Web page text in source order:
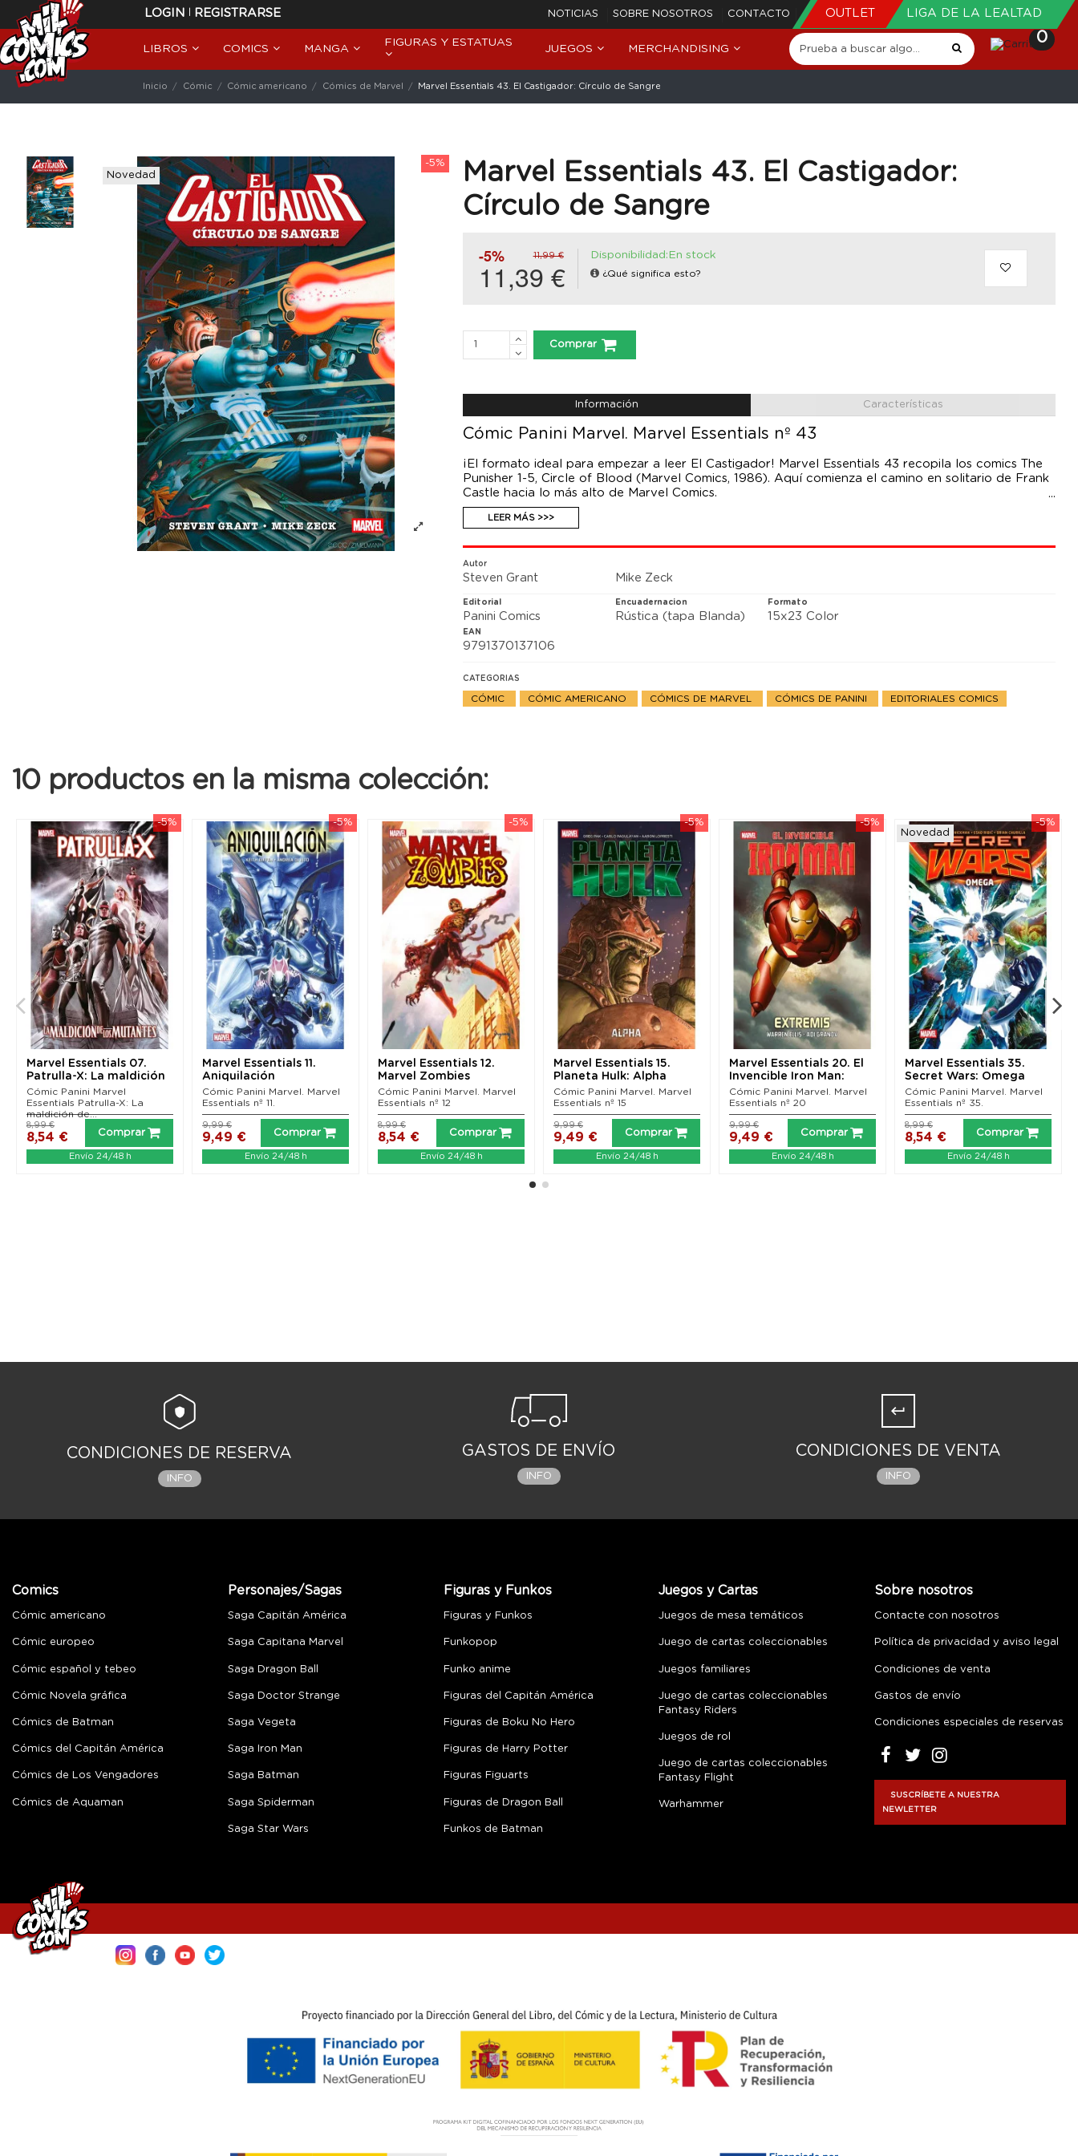
LOGIN | REGISTRARSE NOTICIAS SOBRE NOSOTROS CONTACTO OUTLET LIGA DE LA LEALTAD
LIBROS COMICS MANGA
FIGURAS Y ESTATUAS
JUEGOS MERCHANDISING
0
Inicio Cómic Cómic americano Cómics de Marvel Marvel Essentials 43. El Castigador: Círculo de Sangre
-5%
Novedad
Marvel Essentials 43. El Castigador:
Círculo de Sangre
-5% 11,99 €
11,39 €
Disponibilidad:En stock
¿Qué significa esto?
Comprar
Información Características
Cómic Panini Marvel. Marvel Essentials nº 43
¡El formato ideal para empezar a leer El Castigador! Marvel Essentials 43 recopila los comics The
Punisher 1-5, Circle of Blood (Marvel Comics, 1986). Aquí comienza el camino en solitario de Frank
Castle hacia lo más alto de Marvel Comics.
El Castigador ha escapado de prisión y ha encendido la mecha de una guerra de bandas, pero su
por Mike Zeck (Secret Wars, “La última cacería de Kraven”) en el apogeo de su carrera.
LEER MÁS >>>
Autor
Steven Grant Mike Zeck
Editorial
Panini Comics
Encuadernacion
Rústica (tapa Blanda)
Formato
15x23 Color
EAN
9791370137106
CATEGORIAS
CÓMIC CÓMIC AMERICANO CÓMICS DE MARVEL CÓMICS DE PANINI EDITORIALES COMICS
10 productos en la misma colección:
-5%
Marvel Essentials 07.
Patrulla-X: La maldición
de los mutantes
Cómic Panini Marvel
Essentials Patrulla-X: La
maldición de...
8,54 €
8,99 €
Comprar
Envío 24/48 h
-5%
Marvel Essentials 11.
Aniquilación
Cómic Panini Marvel. Marvel
Essentials nº 11.
9,49 €
9,99 €
Comprar
Envío 24/48 h
-5%
Marvel Essentials 12.
Marvel Zombies
Cómic Panini Marvel. Marvel
Essentials nº 12
8,54 €
8,99 €
Comprar
Envío 24/48 h
-5%
Marvel Essentials 15.
Planeta Hulk: Alpha
Cómic Panini Marvel. Marvel
Essentials nº 15
9,49 €
9,99 €
Comprar
Envío 24/48 h
-5%
Marvel Essentials 20. El
Invencible Iron Man:
Extremis
Cómic Panini Marvel. Marvel
Essentials nº 20
9,49 €
9,99 €
Comprar
Envío 24/48 h
-5%
Novedad
Marvel Essentials 35.
Secret Wars: Omega
Cómic Panini Marvel. Marvel
Essentials nº 35.
8,54 €
8,99 €
Comprar
Envío 24/48 h
CONDICIONES DE RESERVA
INFO
GASTOS DE ENVÍO
INFO
CONDICIONES DE VENTA
INFO
Comics
Cómic americano
Cómic europeo
Cómic español y tebeo
Cómic Novela gráfica
Cómics de Batman
Cómics del Capitán América
Cómics de Los Vengadores
Cómics de Aquaman
Personajes/Sagas
Saga Capitán América
Saga Capitana Marvel
Saga Dragon Ball
Saga Doctor Strange
Saga Vegeta
Saga Iron Man
Saga Batman
Saga Spiderman
Saga Star Wars
Figuras y Funkos
Figuras y Funkos
Funkopop
Funko anime
Figuras del Capitán América
Figuras de Boku No Hero
Figuras de Harry Potter
Figuras Figuarts
Figuras de Dragon Ball
Funkos de Batman
Juegos y Cartas
Juegos de mesa temáticos
Juego de cartas coleccionables
Juegos familiares
Juego de cartas coleccionables
Fantasy Riders
Juegos de rol
Juego de cartas coleccionables
Fantasy Flight
Warhammer
Sobre nosotros
Contacte con nosotros
Política de privacidad y aviso legal
Condiciones de venta
Gastos de envío
Condiciones especiales de reservas
SUSCRÍBETE A NUESTRA
NEWLETTER